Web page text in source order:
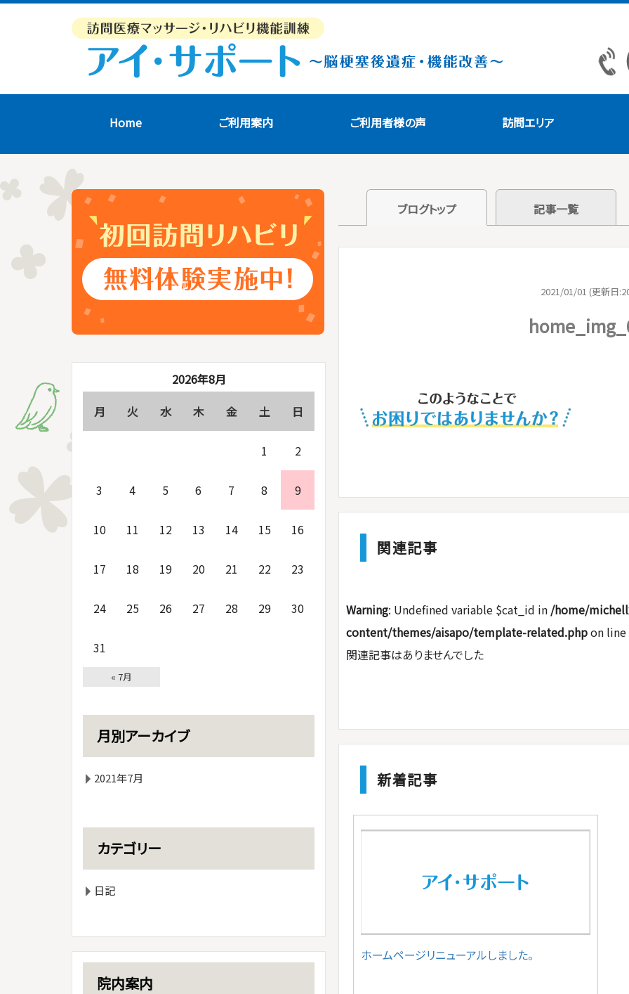
Home ご利用案内 ご利用者様の声 訪問エリア
ブログトップ 記事一覧
2021/01/01 (更新日
関連記事
Warning: Undefined variable $cat_id in /home/
content/themes/aisapo/template-related.phpon line
関連記事はありませんでした
新着記事
ホームページリニューアルしました。
2026年8月
月
火 水 木 金 土 日
1 2
3 4 5 6 7 8 9
10 11 12 13 14 15 16
17 18 19 20 21 22 23
24 25 26 27 28 29 30
31
« 7月
月別アーカイブ
2021年7月
カテゴリー
日記
院内案内